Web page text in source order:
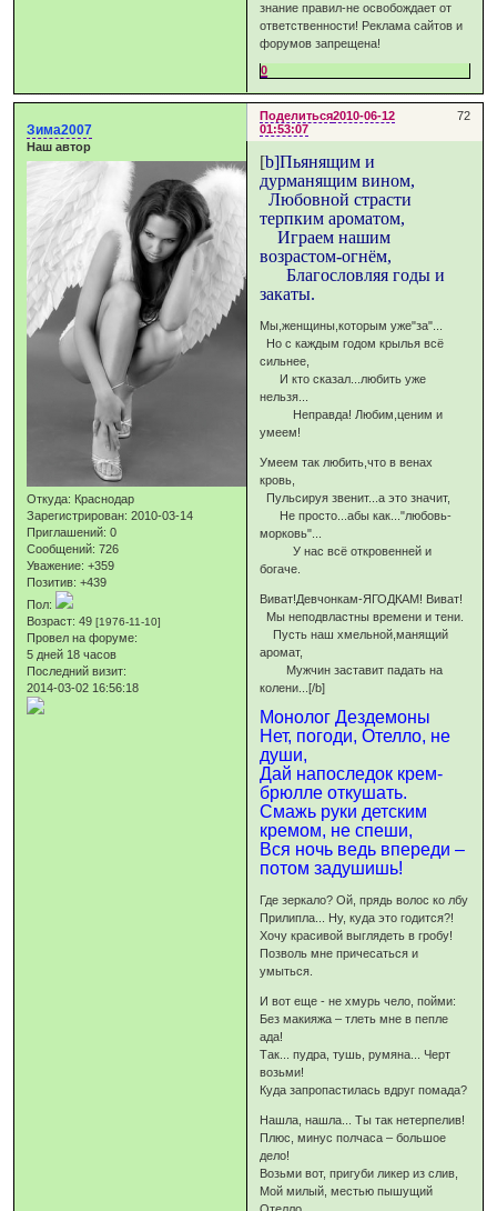
знание правил-не освобождает от
ответственности! Реклама сайтов и
форумов запрещена!
0
Поделиться 72
2010-06-12
01:53:07
Зима2007
Наш автор
Откуда: Краснодар
Зарегистрирован: 2010-03-14
Приглашений: 0
Сообщений: 726
Уважение: +359
Позитив: +439
Пол:
Возраст: 49[1976-11-10]
Провел на форуме:
5 дней 18 часов
Последний визит:
2014-03-02 16:56:18
[b]Пьянящим и
дурманящим вином,
Любовной страсти
терпким ароматом,
Играем нашим
возрастом-огнём,
Благословляя годы и
закаты.
Мы,женщины,которым уже"за"...
Но с каждым годом крылья всё
сильнее,
И кто сказал...любить уже
нельзя...
Неправда! Любим,ценим и
умеем!
Умеем так любить,что в венах
кровь,
Пульсируя звенит...а это значит,
Не просто...абы как..."любовь-
морковь"...
У нас всё откровенней и
богаче.
Виват!Девчонкам-ЯГОДКАМ! Виват!
Мы неподвластны времени и тени.
Пусть наш хмельной,манящий
аромат,
Мужчин заставит падать на
колени...[/b]
Монолог Дездемоны
Нет, погоди, Отелло, не
души,
Дай напоследок крем-
брюлле откушать.
Смажь руки детским
кремом, не спеши,
Вся ночь ведь впереди –
потом задушишь!
Где зеркало? Ой, прядь волос ко лбу
Прилипла... Ну, куда это годится?!
Хочу красивой выглядеть в гробу!
Позволь мне причесаться и
умыться.
И вот еще - не хмурь чело, пойми:
Без макияжа – тлеть мне в пепле
ада!
Так... пудра, тушь, румяна... Черт
возьми!
Куда запропастилась вдруг помада?
Нашла, нашла... Ты так нетерпелив!
Плюс, минус полчаса – большое
дело!
Возьми вот, пригуби ликер из слив,
Мой милый, местью пышущий